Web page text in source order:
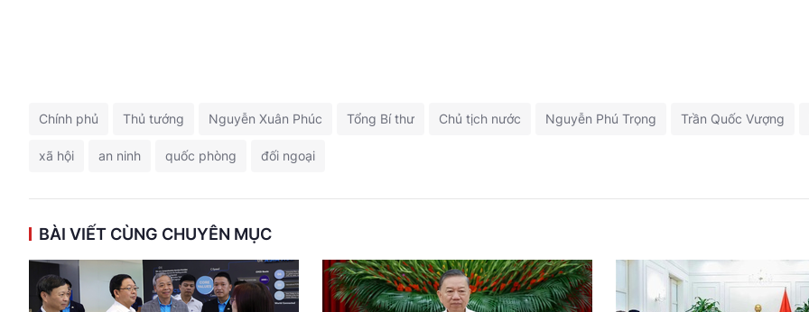
Chính phủ Thủ tướng Nguyễn Xuân Phúc Tổng Bí thư Chủ tịch nước Nguyễn Phú Trọng Trần Quốc Vượng
xã hội an ninh quốc phòng đối ngoại
BÀI VIẾT CÙNG CHUYÊN MỤC